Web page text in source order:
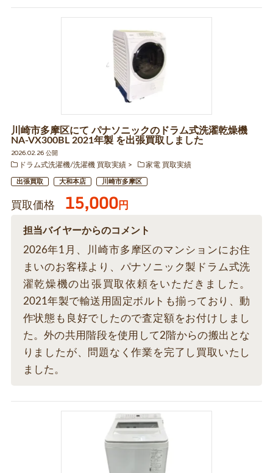
川崎市多摩区にて パナソニックのドラム式洗濯乾燥機
NA-VX300BL 2021年製 を出張買取しました
2026.02.26 公開
ドラム式洗濯機/洗濯機 買取実績
家電 買取実績
出張買取 大和本店 川崎市多摩区
買取価格 15,000円
担当バイヤーからのコメント
2026年1月、川崎市多摩区のマンションにお住
まいのお客様より、パナソニック製ドラム式洗
濯乾燥機の出張買取依頼をいただきました。
2021年製で輸送用固定ボルトも揃っており、動
作状態も良好でしたので査定額をお付けしまし
た。外の共用階段を使用して2階からの搬出とな
りましたが、問題なく作業を完了し買取いたし
ました。